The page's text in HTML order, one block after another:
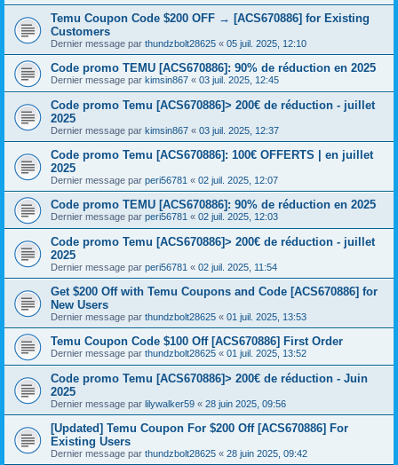
Temu Coupon Code $200 OFF → [ACS670886] for Existing
Customers
Dernier message par thundzbolt28625 « 05 juil. 2025, 12:10
Code promo TEMU [ACS670886]: 90% de réduction en 2025
Dernier message par kimsin867 « 03 juil. 2025, 12:45
Code promo Temu [ACS670886]> 200€ de réduction - juillet
2025
Dernier message par kimsin867 « 03 juil. 2025, 12:37
Code promo Temu [ACS670886]: 100€ OFFERTS | en juillet
2025
Dernier message par peri56781 « 02 juil. 2025, 12:07
Code promo TEMU [ACS670886]: 90% de réduction en 2025
Dernier message par peri56781 « 02 juil. 2025, 12:03
Code promo Temu [ACS670886]> 200€ de réduction - juillet
2025
Dernier message par peri56781 « 02 juil. 2025, 11:54
Get $200 Off with Temu Coupons and Code [ACS670886] for
New Users
Dernier message par thundzbolt28625 « 01 juil. 2025, 13:53
Temu Coupon Code $100 Off [ACS670886] First Order
Dernier message par thundzbolt28625 « 01 juil. 2025, 13:52
Code promo Temu [ACS670886]> 200€ de réduction - Juin
2025
Dernier message par lilywalker59 « 28 juin 2025, 09:56
[Updated] Temu Coupon For $200 Off [ACS670886] For
Existing Users
Dernier message par thundzbolt28625 « 28 juin 2025, 09:42